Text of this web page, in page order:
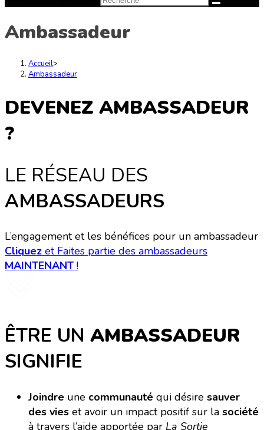
Ambassadeur
Accueil>
Ambassadeur
DEVENEZ AMBASSADEUR
?
LE RÉSEAU DES
AMBASSADEURS
L’engagement et les bénéfices pour un ambassadeur
Cliquez et Faites partie des ambassadeurs
MAINTENANT !
ÊTRE UN AMBASSADEUR
SIGNIFIE
Joindre une communauté qui désire sauver
des vies et avoir un impact positif sur la société
à travers l’aide apportée par La Sortie